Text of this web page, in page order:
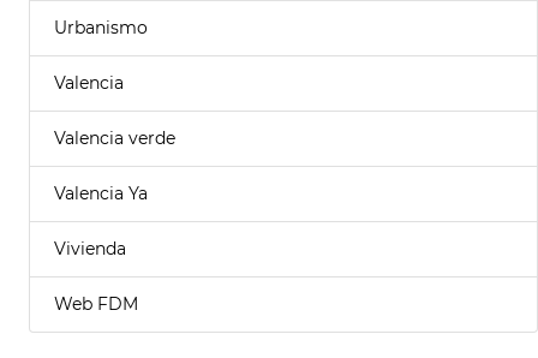
Urbanismo
Valencia
Valencia verde
Valencia Ya
Vivienda
Web FDM